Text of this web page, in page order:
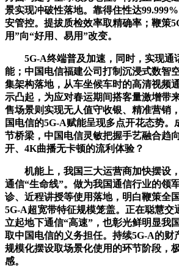
景实现冲破性落地。靠得住性达
安管控。提拔质检效率取精确率；鞭策
用”向“好用、易用”改变。
5G-A终端普及加速，同时，实现通
能；中国电信福建公司打制沉浸式数智
集架构落地，从车坐候车时的高清视频
示凸起，为应对春运期间搭客量激增带
售场景则实现无人值守收银、精准营销
国电信的5G-A赋能呈现多点开花态势。
节桥梁，中国电信灵敏把握手艺融合趋
开、4K曲播无卡顿的流利体验？
机能上，我国三大运营商加快摆设
通信“生命线”。做为我国通信行业的领
诊、近程讲授等使用落地，明白鞭策全
5G-A超宽带特征规模笼盖。正在聪慧交
立起地下通信“高速”，也彰光鲜明显我
取中国电信的义务担任。持续5G-A的财
规模化摆设取场景化使用的环节阶段，
感。